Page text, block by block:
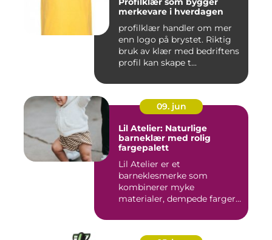
merkevare i hverdagen
profilklær handler om mer
enn logo på brystet. Riktig
bruk av klær med bedriftens
profil kan skape t...
09. jun
Lil Atelier: Naturlige
barneklær med rolig
fargepalett
Lil Atelier er et
barneklesmerke som
kombinerer myke
materialer, dempede farger